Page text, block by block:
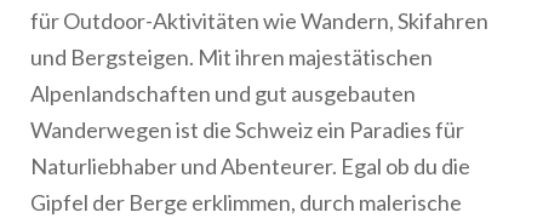
für Outdoor-Aktivitäten wie Wandern, Skifahren
und Bergsteigen. Mit ihren majestätischen
Alpenlandschaften und gut ausgebauten
Wanderwegen ist die Schweiz ein Paradies für
Naturliebhaber und Abenteurer. Egal ob du die
Gipfel der Berge erklimmen, durch malerische